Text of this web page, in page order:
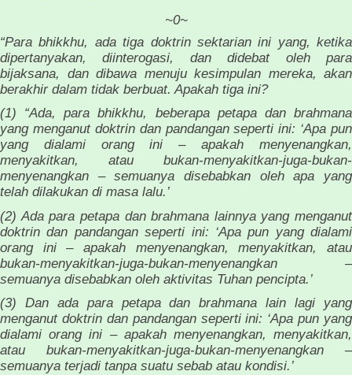
~0~
“Para bhikkhu, ada tiga doktrin sektarian ini yang, ketika
dipertanyakan, diinterogasi, dan didebat oleh para
bijaksana, dan dibawa menuju kesimpulan mereka, akan
berakhir dalam tidak berbuat. Apakah tiga ini?
(1) “Ada, para bhikkhu, beberapa petapa dan brahmana
yang menganut doktrin dan pandangan seperti ini: ‘Apa pun
yang dialami orang ini – apakah menyenangkan,
menyakitkan, atau bukan-menyakitkan-juga-bukan-
menyenangkan – semuanya disebabkan oleh apa yang
telah dilakukan di masa lalu.’
(2) Ada para petapa dan brahmana lainnya yang menganut
doktrin dan pandangan seperti ini: ‘Apa pun yang dialami
orang ini – apakah menyenangkan, menyakitkan, atau
bukan-menyakitkan-juga-bukan-menyenangkan –
semuanya disebabkan oleh aktivitas Tuhan pencipta.’
(3) Dan ada para petapa dan brahmana lain lagi yang
menganut doktrin dan pandangan seperti ini: ‘Apa pun yang
dialami orang ini – apakah menyenangkan, menyakitkan,
atau bukan-menyakitkan-juga-bukan-menyenangkan –
semuanya terjadi tanpa suatu sebab atau kondisi.’